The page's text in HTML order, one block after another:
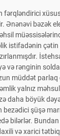
fərqləndirici
Ənənəvi bəzək
istifadənin
və rənginin
müddət
yalnız
daha böyük
şüşə
bilərlər. Bundan
və xarici